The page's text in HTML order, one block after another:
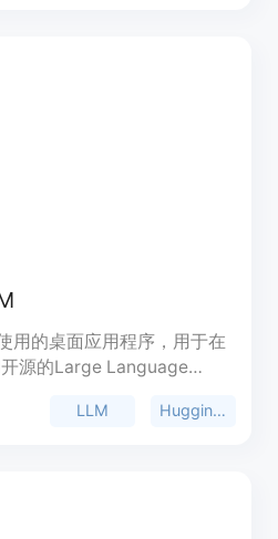
用的桌面应用程序，用于在
源的Large Language
载和运行任何ggml兼容的模
LLM Hugging Face